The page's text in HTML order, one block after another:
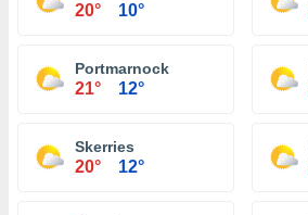
20° 10°
Portmarnock
21° 12°
Skerries
20° 12°